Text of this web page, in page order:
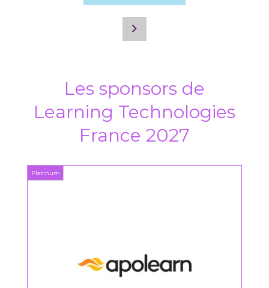
Les sponsors de
Learning Technologies
France 2027
Platinum